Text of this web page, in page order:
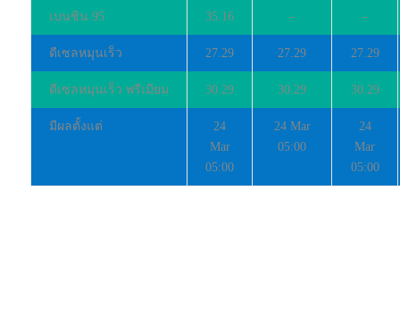
เบนซิน 95 35.16 – –
ดีเซลหมุนเร็ว 27.29 27.29 27.29
ดีเซลหมุนเร็ว พรีเมียม 30.29 30.29 30.29
มีผลตั้งแต่
24
Mar
05:00
24 Mar
05:00
24
Mar
05:00